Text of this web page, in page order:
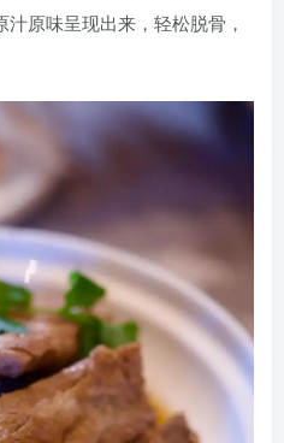
原味呈现出来，轻松脱骨，